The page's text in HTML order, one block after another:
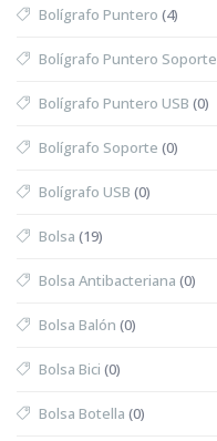
Bolígrafo Puntero (4)
Bolígrafo Puntero Soporte
Bolígrafo Puntero USB (0)
Bolígrafo Soporte (0)
Bolígrafo USB (0)
Bolsa (19)
Bolsa Antibacteriana (0)
Bolsa Balón (0)
Bolsa Bici (0)
Bolsa Botella (0)